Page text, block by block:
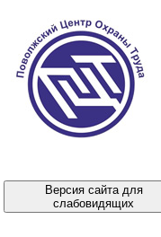
Версия сайта для
слабовидящих